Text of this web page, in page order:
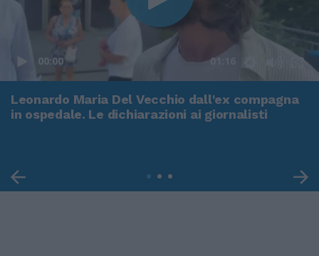
00:00 01:16
Leonardo Maria Del Vecchio dall'ex compagna
in ospedale. Le dichiarazioni ai giornalisti